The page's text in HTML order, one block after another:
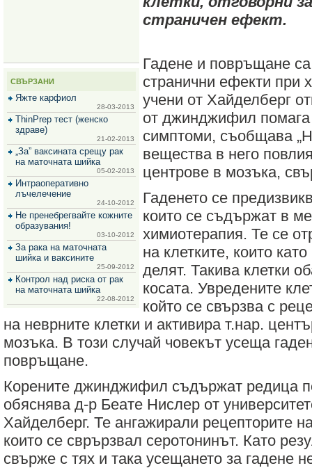
СВЪРЗАНИ
Яжте карфиол
28-03-2013
ThinPrep тест (женско
здраве)
21-02-2013
„За” ваксината срещу рак
на маточната шийка
05-02-2013
Интраоперативно
лъчелечение
24-10-2012
Не пренебрегвайте кожните
образувания!
03-10-2012
За рака на маточната
шийка и ваксините
25-09-2012
Контрол над риска от рак
на маточната шийка
22-08-2012
страничен ефект.
Гадене и повръщане
странични ефекти при
учени от Хайделберг
от джинджифил
симптоми, съобщава
вещества в него
центрове в мозъка,
Гаденето се
които се съдържат в
химиотерапия. Те се
на клетките, които
делят. Такива клетки
косата. Увредените
който се свързва с
на неврните клетки и активира т.нар.
мозъка. В този случай човекът усеща
повръщане.
Корените джинджифил съдържат редица
обяснява д-р Беате Нислер от
Хайделберг. Те ангажирали рецепторите
които се сврързвал серотонинът. Като
свърже с тях и така усещането за гадене